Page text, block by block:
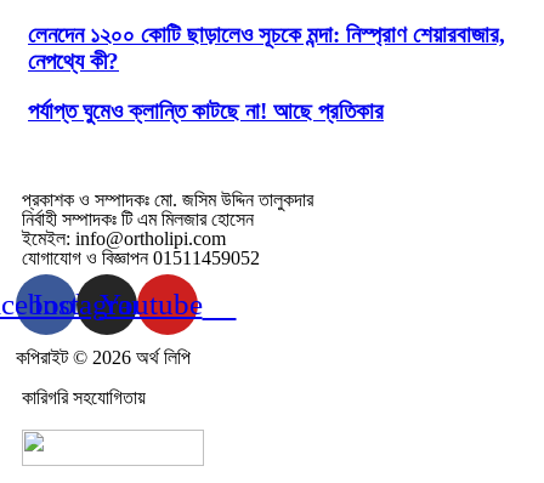
লেনদেন ১২০০ কোটি ছাড়ালেও সূচকে মন্দা: নিস্প্রাণ শেয়ারবাজার,
নেপথ্যে কী?
পর্যাপ্ত ঘুমেও ক্লান্তি কাটছে না! আছে প্রতিকার
প্রকাশক ও সম্পাদকঃ মো. জসিম উদ্দিন তালুকদার
নির্বাহী সম্পাদকঃ টি এম মিলজার হোসেন
ইমেইল: info@ortholipi.com
যোগাযোগ ও বিজ্ঞাপন 01511459052
Instagram
Youtube
কপিরাইট © 2026 অর্থ লিপি
কারিগরি সহযোগিতায়